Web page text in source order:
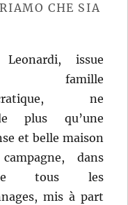
CHE SIA
Leonardi, issue
famille
ne
plus qu’une
et belle maison
dans
tous les
mis à part